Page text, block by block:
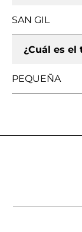
SAN GIL
¿Cuál es el
PEQUEÑA